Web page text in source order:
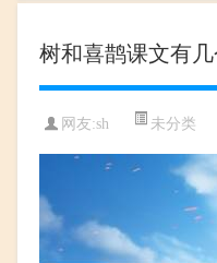
树和喜鹊课文有
网友:sh 未分类